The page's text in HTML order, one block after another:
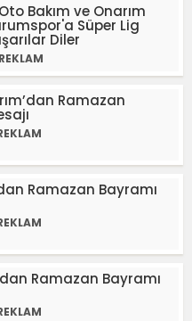
Bakım ve Onarım
Süper Lig
Diler
REKLAM
Ramazan
Ramazan Bayramı
Ramazan Bayramı